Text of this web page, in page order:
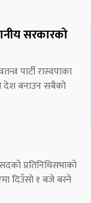
सरकारको
पार्टी रास्वपाका
देश बनाउन सबैको
प्रतिनिधिसभाको
दिउँसो १ बजे बस्ने